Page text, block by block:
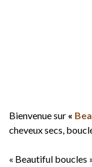
Bienvenue sur «
cheveux secs,
« Beautiful boucles